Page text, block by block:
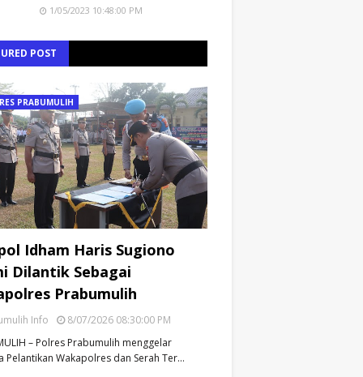
1/05/2023 10:48:00 PM
POST
PRABUMULIH
Idham Haris Sugiono
Dilantik Sebagai
Prabumulih
Info
8/07/2026 08:30:00 PM
– Polres Prabumulih menggelar
Pelantikan Wakapolres dan Serah Ter…